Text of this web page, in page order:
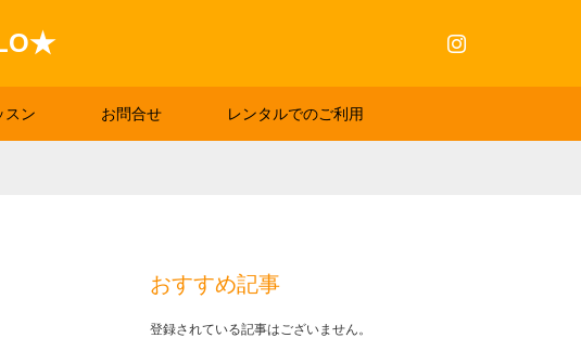
スン お問合せ レンタルでのご利用
おすすめ記事
登録されている記事はございません。